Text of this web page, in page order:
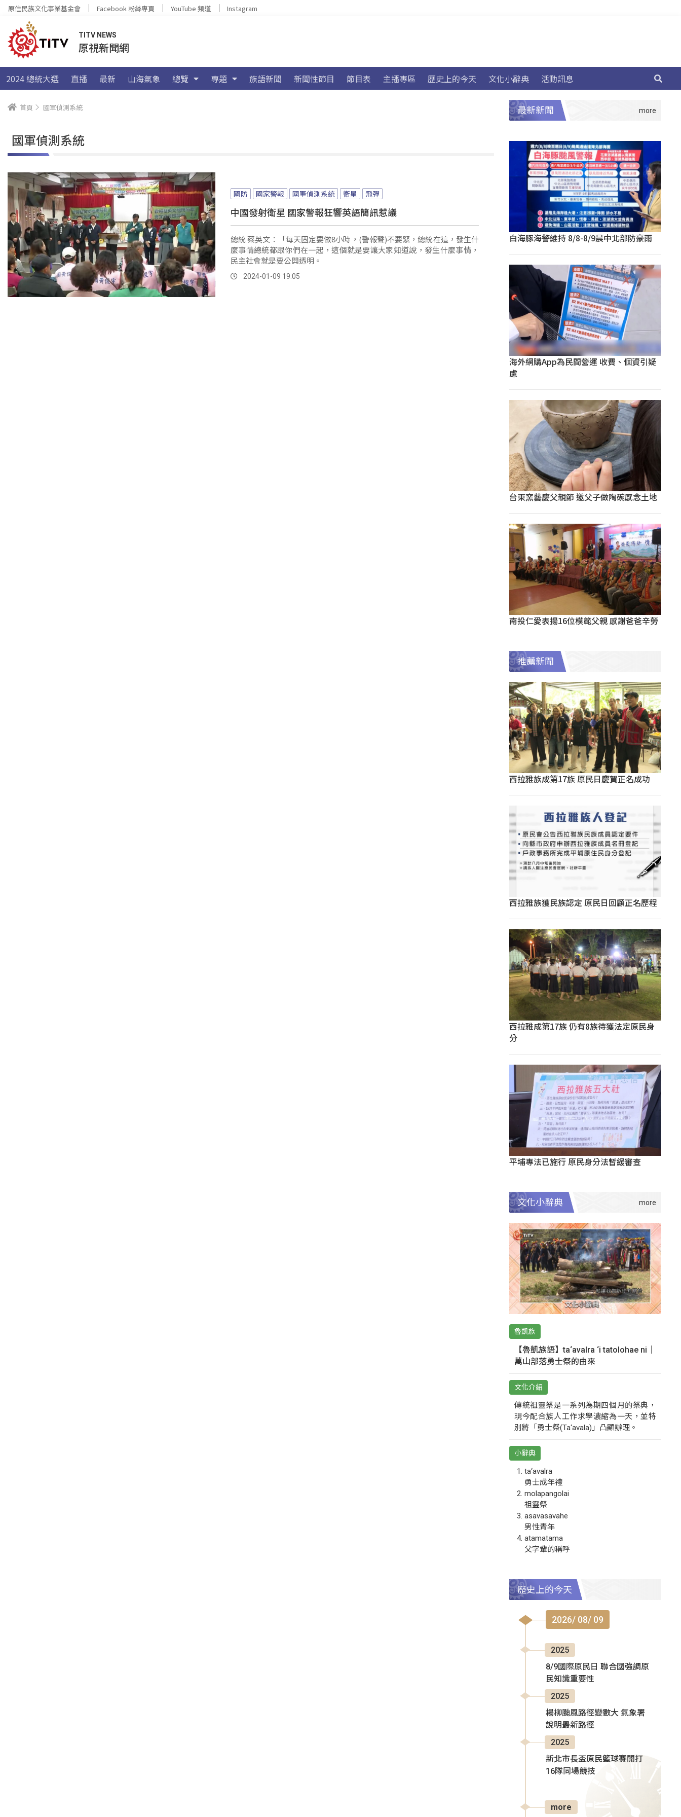
原住民族文化事業基金會 Facebook 粉絲專頁 YouTube 頻道 Instagram
TITV NEWS
原視新聞網
2024 總統大選 直播 最新 山海氣象 總覽 專題 族語新聞 新聞性節目 節目表 主播專區 歷史上的今天 文化小辭典 活動訊息
首頁 國軍偵測系統
國軍偵測系統
國防 國家警報 國軍偵測系統 衛星 飛彈
中國發射衛星 國家警報狂響英語簡訊惹議
總統 蔡英文：「每天固定要做8小時，(警報聲)不要緊，總統在這，發生什
麼事情總統都跟你們在一起，這個就是要讓大家知道說，發生什麼事情，
民主社會就是要公開透明。
2024-01-09 19:05
最新新聞
白海豚海警維持 8/8-8/9晨中北部防豪雨
海外網購App為民間營運 收費、個資引疑
慮
台東窯藝慶父親節 邀父子做陶碗感念土地
南投仁愛表揚16位模範父親 感謝爸爸辛勞
推薦新聞
西拉雅族成第17族 原民日慶賀正名成功
西拉雅族獲民族認定 原民日回顧正名歷程
西拉雅成第17族 仍有8族待獲法定原民身
分
平埔專法已施行 原民身分法暫緩審查
文化小辭典
魯凱族
【魯凱族語】ta‘avalra ‘i tatolohae ni｜
萬山部落勇士祭的由來
文化介紹
傳統祖靈祭是一系列為期四個月的祭典，
現今配合族人工作求學濃縮為一天，並特
別將「勇士祭(Ta‘avala)」凸顯辦理。
小辭典
ta‘avalra
勇士成年禮
molapangolai
祖靈祭
asavasavahe
男性青年
atamatama
父字輩的稱呼
歷史上的今天
2026/ 08/ 09
2025
8/9國際原民日 聯合國強調原
民知識重要性
2025
楊柳颱風路徑變數大 氣象署
說明最新路徑
2025
新北市長盃原民籃球賽開打
16隊同場競技
more